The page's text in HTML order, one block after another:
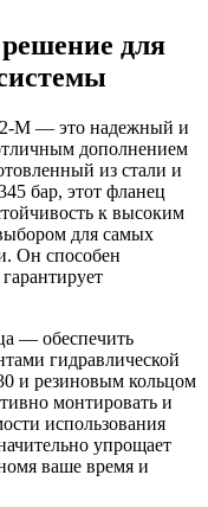
для
M — это надежный и
дополнением
из стали и
бар, этот фланец
к высоким
для самых
Он способен
— обеспечить
гидравлической
и резиновым кольцом
монтировать и
использования
упрощает
ваше время и